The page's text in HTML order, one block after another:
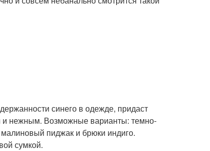
синего в одежде, придаст
и нежным. Возможные варианты: темно-
пиджак и брюки индиго.
сумкой.